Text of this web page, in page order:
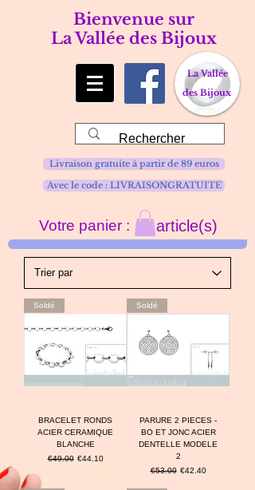
Bienvenue sur
La Vallée des Bijoux
La Vallée
des Bijoux
Avec le code : LIVRAISONGRATUITE
Livraison gratuite à partir de 89 euros
Votre panier : article(s)
Soldé
BRACELET RONDS
ACIER CERAMIQUE
BLANCHE
Prix original
€49.00 Prix promotionnel
€44.10
Soldé
PARURE 2 PIECES -
BO ET JONC ACIER
DENTELLE MODELE
2
Prix original
€53.00 Prix promotionnel
€42.40